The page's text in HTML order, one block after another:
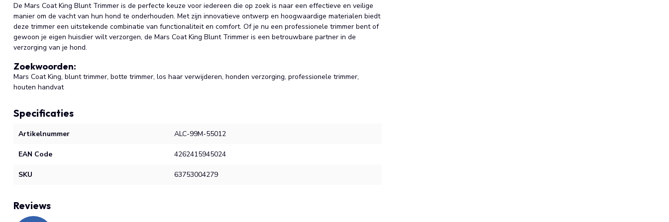
De Mars Coat King Blunt Trimmer is de perfecte keuze voor iedereen die op zoek is naar een effectieve en veilige
manier om de vacht van hun hond te onderhouden. Met zijn innovatieve ontwerp en hoogwaardige materialen biedt
deze trimmer een uitstekende combinatie van functionaliteit en comfort. Of je nu een professionele trimmer bent of
gewoon je eigen huisdier wilt verzorgen, de Mars Coat King Blunt Trimmer is een betrouwbare partner in de
verzorging van je hond.
Zoekwoorden:
Mars Coat King, blunt trimmer, botte trimmer, los haar verwijderen, honden verzorging, professionele trimmer,
houten handvat
Specificaties
Artikelnummer ALC-99M-55012
EAN Code 4262415945024
SKU 63753004279
Reviews